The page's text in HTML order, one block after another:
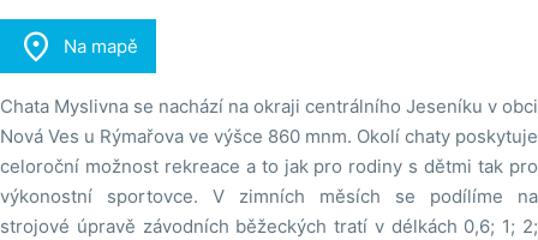
 Na mapě
Chata Myslivna se nachází na okraji centrálního Jeseníku v obci
Nová Ves u Rýmařova ve výšce 860 mnm. Okolí chaty poskytuje
celoroční možnost rekreace a to jak pro rodiny s dětmi tak pro
výkonostní sportovce. V zimních měsích se podílíme na
strojové úpravě závodních běžeckých tratí v délkách 0,6; 1; 2;